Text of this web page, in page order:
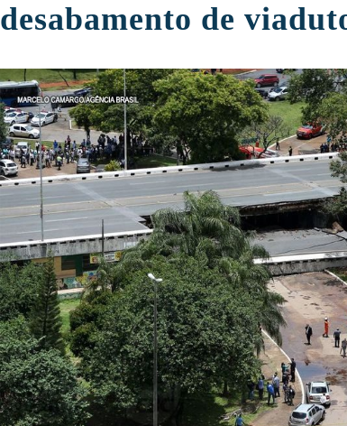
desabamento de